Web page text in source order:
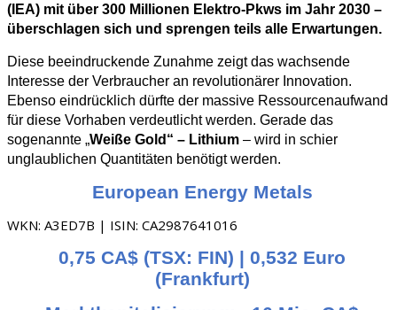
(IEA) mit über 300 Millionen Elektro-Pkws im Jahr 2030 –
überschlagen sich und sprengen teils alle Erwartungen.
Diese beeindruckende Zunahme zeigt das wachsende
Interesse der Verbraucher an revolutionärer Innovation.
Ebenso eindrücklich dürfte der massive Ressourcenaufwand
für diese Vorhaben verdeutlicht werden. Gerade das
sogenannte „Weiße Gold“ – Lithium – wird in schier
unglaublichen Quantitäten benötigt werden.
European Energy Metals
WKN: A3ED7B | ISIN: CA2987641016
0,75 CA$ (TSX: FIN) | 0,532 Euro
(Frankfurt)